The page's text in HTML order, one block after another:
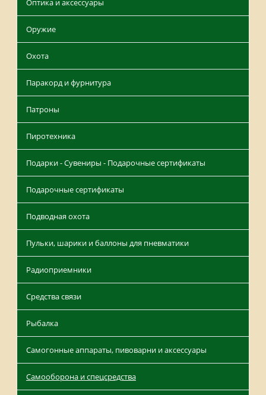
Оптика и аксессуары
Оружие
Охота
Паракорд и фурнитура
Патроны
Пиротехника
Подарки - Сувениры - Подарочные сертификаты
Подарочные сертификаты
Подводная охота
Пульки, шарики и баллоны для пневматики
Радиоприемники
Средства связи
Рыбалка
Самогонные аппараты, пивоварни и аксессуары
Самооборона и спецсредства